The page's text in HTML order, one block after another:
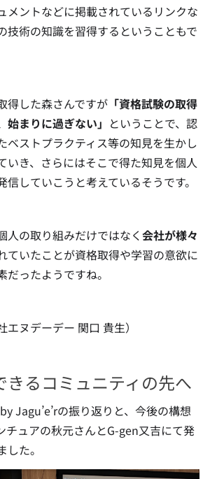
メントなどに掲載されているリンクな
技術の知識を習得するということもで
得した森さんですが 「資格試験の取得
まりに過ぎない」 ということで、認
ベストプラクティス等の知見を生かし
いき、さらにはそこで得た知見を個人
していこうと考えているそうです。
人の取り組みだけではなく 会社が様々
ていたことが資格取得や学習の意欲に
ったようですね。
エヌデーデー 関口 貴生）
きるコミュニティの先へ
Jagu’e’rの振り返りと、今後の構想
チュアの秋元さんとG-gen又吉にて発
た。